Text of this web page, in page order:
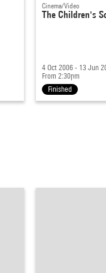
Cinema/Video
The Children's
4 Oct 2006 - 13 Jun
From 2:30pm
Finished